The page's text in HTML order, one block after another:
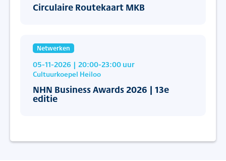
Circulaire Routekaart MKB
Netwerken
05-11-2026 | 20:00-23:00uur
Cultuurkoepel Heiloo
NHN Business Awards 2026 | 13e
editie